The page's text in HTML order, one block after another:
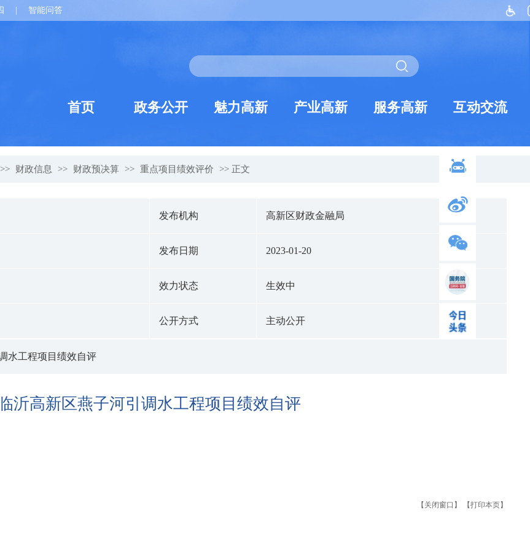
智能问答
首页 政务公开 魅力高新 产业高新 服务高新 互动交流
>> 财政信息 >> 财政预决算 >> 重点项目绩效评价 >> 正文
发布机构 高新区财政金融局
发布日期 2023-01-20
效力状态 生效中
公开方式 主动公开
水工程项目绩效自评
沂高新区燕子河引调水工程项目绩效自评
【关闭窗口】
【打印本页】